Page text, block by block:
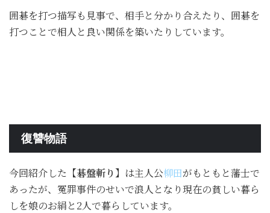
囲碁を打つ描写も見事で、相手と分かり合えたり、囲碁を
打つことで相人と良い関係を築いたりしています。
復讐物語
今回紹介した 【碁盤斬り】 は主人公柳田がもともと藩士で
あったが、冤罪事件のせいで浪人となり現在の貧しい暮ら
しを娘のお絹と2人で暮らしています。